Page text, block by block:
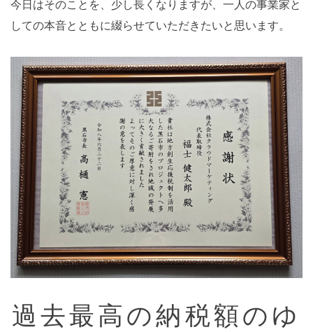
今日はそのことを、少し長くなりますが、一人の事業家と
しての本音とともに綴らせていただきたいと思います。
過去最高の納税額のゆ